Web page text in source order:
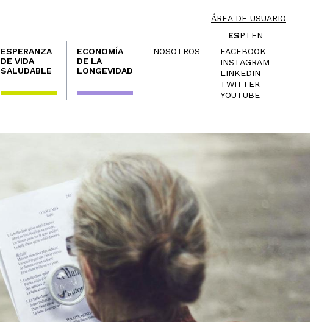
ÁREA DE USUARIO
ESPTEN
ESPERANZA
DE VIDA
SALUDABLE
ECONOMÍA
DE LA
LONGEVIDAD
NOSOTROS
FACEBOOK
INSTAGRAM
LINKEDIN
TWITTER
YOUTUBE